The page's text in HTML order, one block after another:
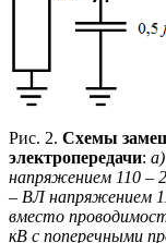
Рис. 2. Схемы
электропередачи:
напряжением 110 –
– ВЛ напряжением
вместо
кВ с поперечными